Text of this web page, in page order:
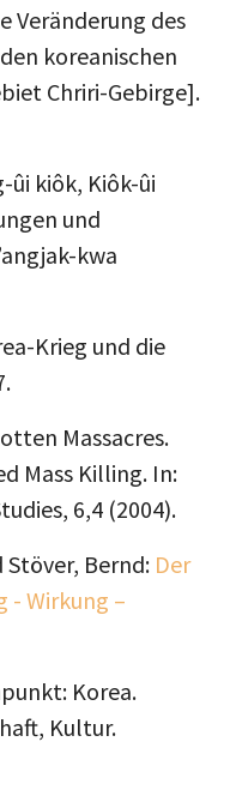
Veränderung des
koreanischen
Chriri-Gebirge].
ûi kiôk, Kiôk-ûi
und
kwa
Krieg und die
Massacres.
Mass Killing. In:
6,4 (2004).
Bernd: Der
- Wirkung –
Korea.
Kultur.